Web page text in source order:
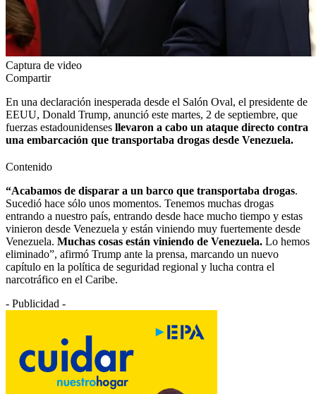
Captura de video
Compartir
En una declaración inesperada desde el Salón Oval, el presidente de
EEUU, Donald Trump, anunció este martes, 2 de septiembre, que
fuerzas estadounidenses llevaron a cabo un ataque directo contra
una embarcación que transportaba drogas desde Venezuela.
Contenido
“Acabamos de disparar a un barco que transportaba drogas.
Sucedió hace sólo unos momentos. Tenemos muchas drogas
entrando a nuestro país, entrando desde hace mucho tiempo y estas
vinieron desde Venezuela y están viniendo muy fuertemente desde
Venezuela. Muchas cosas están viniendo de Venezuela. Lo hemos
eliminado”, afirmó Trump ante la prensa, marcando un nuevo
capítulo en la política de seguridad regional y lucha contra el
narcotráfico en el Caribe.
- Publicidad -